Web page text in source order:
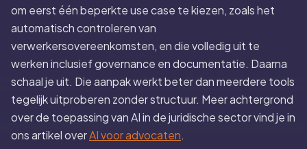
om eerst één beperkte use case te kiezen, zoals het
automatisch controleren van
verwerkersovereenkomsten, en die volledig uit te
werken inclusief governance en documentatie. Daarna
schaal je uit. Die aanpak werkt beter dan meerdere tools
tegelijk uitproberen zonder structuur. Meer achtergrond
over de toepassing van AI in de juridische sector vind je in
ons artikel overAI voor advocaten.